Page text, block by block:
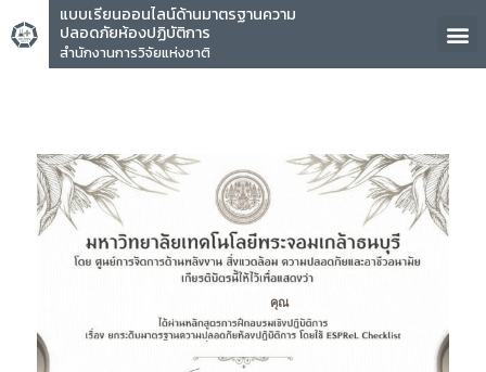
แบบเรียนออนไลน์ด้านมาตรฐานความ
ปลอดภัยห้องปฏิบัติการ
สำนักงานการวิจัยแห่งชาติ
คุณ